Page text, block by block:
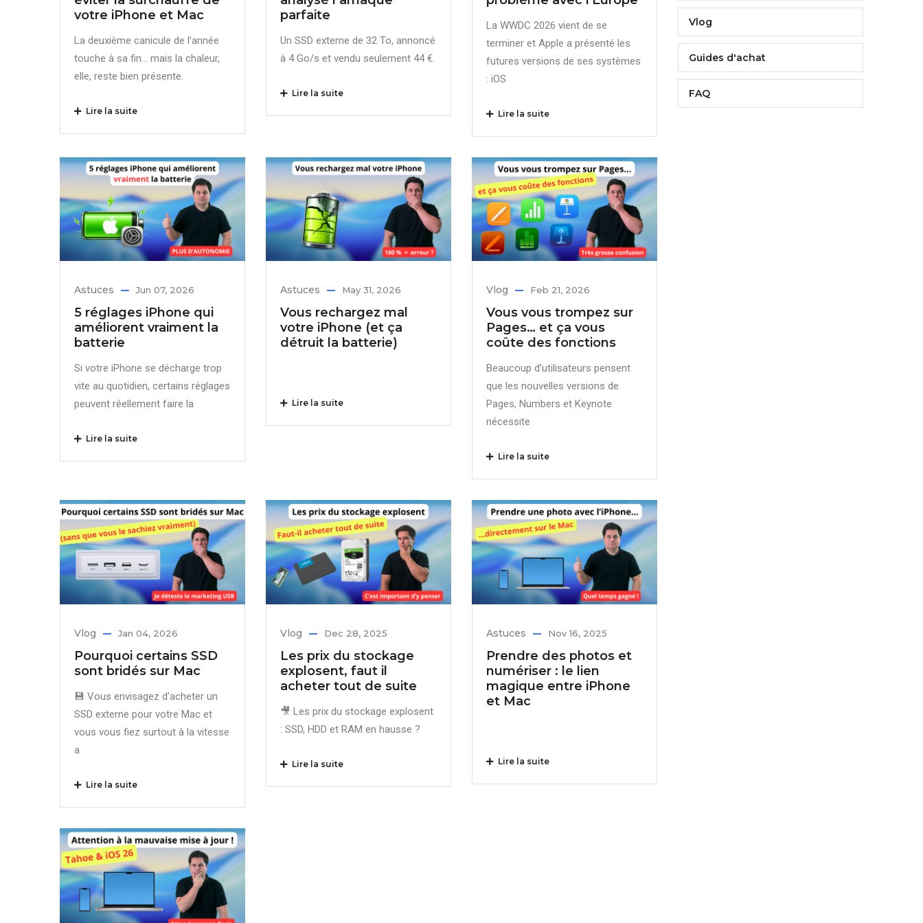
votre iPhone et Mac
La deuxième canicule de l’année
touche à sa fin… mais la chaleur,
elle, reste bien présente.
Lire la suite
parfaite
Un SSD externe de 32 To, annoncé
à 4 Go/s et vendu seulement 44 €.
Lire la suite
La WWDC 2026 vient de se
terminer et Apple a présenté les
futures versions de ses systèmes
: iOS
Lire la suite
Astuces Jun 07, 2026
5 réglages iPhone qui
améliorent vraiment la
batterie
Si votre iPhone se décharge trop
vite au quotidien, certains réglages
peuvent réellement faire la
Lire la suite
Astuces May 31, 2026
Vous rechargez mal
votre iPhone (et ça
détruit la batterie)
Lire la suite
Vlog Feb 21, 2026
Vous vous trompez sur
Pages… et ça vous
coûte des fonctions
Beaucoup d’utilisateurs pensent
que les nouvelles versions de
Pages, Numbers et Keynote
nécessite
Lire la suite
Vlog Jan 04, 2026
Pourquoi certains SSD
sont bridés sur Mac
💾 Vous envisagez d’acheter un
SSD externe pour votre Mac et
vous vous fiez surtout à la vitesse
a
Lire la suite
Vlog Dec 28, 2025
Les prix du stockage
explosent, faut il
acheter tout de suite
🎥 Les prix du stockage explosent
: SSD, HDD et RAM en hausse ?
Lire la suite
Astuces Nov 16, 2025
Prendre des photos et
numériser : le lien
magique entre iPhone
et Mac
Lire la suite
Vlog
Guides d'achat
FAQ